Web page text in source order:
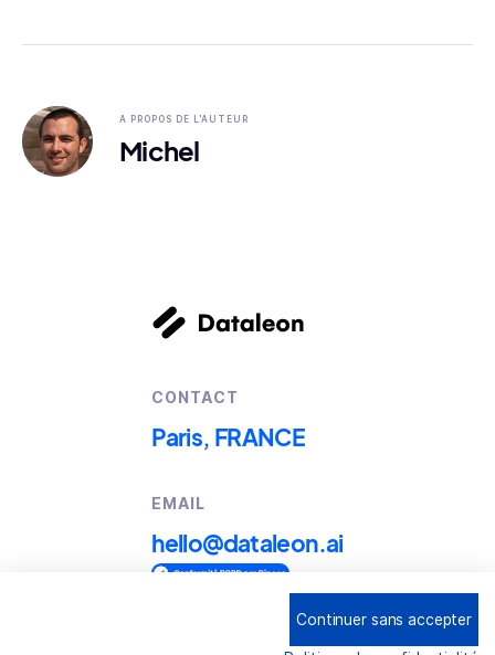
A PROPOS DE L'AUTEUR
Michel
CONTACT
Paris, FRANCE
EMAIL
hello@dataleon.ai
Continuer sans accepter